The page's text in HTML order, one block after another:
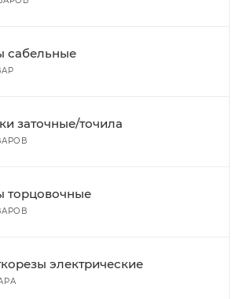
сабельные
заточные/точила
торцовочные
электрические